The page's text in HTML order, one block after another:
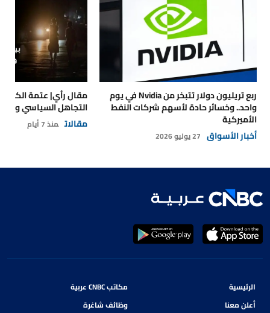
ربع تريليون دولار تتبخر من Nvidia في يوم
واحد.. وخسائر حادة لأسهم شركات النفط
الأميركية
أخبار الأسواق 27 يوليو 2026
مقال رأي| عتمة
التجاهل السياسي
مقالات منذ 7 أيام
الرئيسية
أعلن معنا
مكاتب CNBC عربية
وظائف شاغرة